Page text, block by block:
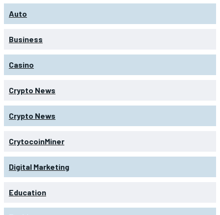
Auto
Business
Casino
Crypto News
Crypto News
CrytocoinMiner
Digital Marketing
Education